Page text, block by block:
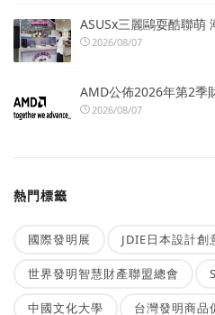
ASUSx三麗鷗耍酷聯萌
2026/08/07
AMD公佈2026年第2季
2026/08/07
熱門標籤
國際發明展 JDIE日本設計創
世界發明智慧財產聯盟總會
中國文化大學 台灣發明商品